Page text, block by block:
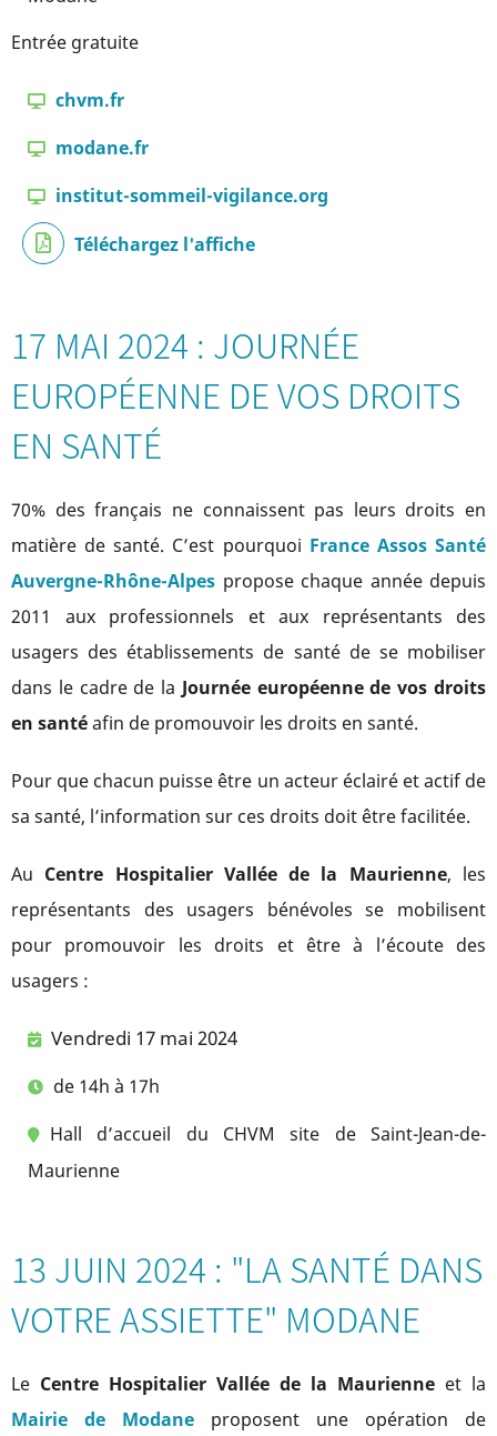
Entrée gratuite
chvm.fr
modane.fr
institut-sommeil-vigilance.org
Téléchargez l'affiche
17 MAI 2024 : JOURNÉE
EUROPÉENNE DE VOS DROITS
EN SANTÉ
70% des français ne connaissent pas leurs droits en
matière de santé. C’est pourquoi France Assos Santé
Auvergne-Rhône-Alpes propose chaque année depuis
2011 aux professionnels et aux représentants des
usagers des établissements de santé de se mobiliser
dans le cadre de la Journée européenne de vos droits
en santéafin de promouvoir les droits en santé.
Pour que chacun puisse être un acteur éclairé et actif de
sa santé, l’information sur ces droits doit être facilitée.
Au Centre Hospitalier Vallée de la Maurienne, les
représentants des usagers bénévoles se mobilisent
pour promouvoir les droits et être à l’écoute des
usagers :
Vendredi 17 mai 2024
de 14h à 17h
Hall d’accueil du CHVM site de Saint-Jean-de-
Maurienne
13 JUIN 2024 : "LA SANTÉ DANS
VOTRE ASSIETTE" MODANE
Le Centre Hospitalier Vallée de la Maurienne et la
Mairie de Modane proposent une opération de